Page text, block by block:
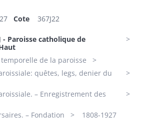
Cote 367J22
- Paroisse catholique de
de la paroisse
quêtes, legs, denier du
– Enregistrement des
– Fondation
1808-1927​